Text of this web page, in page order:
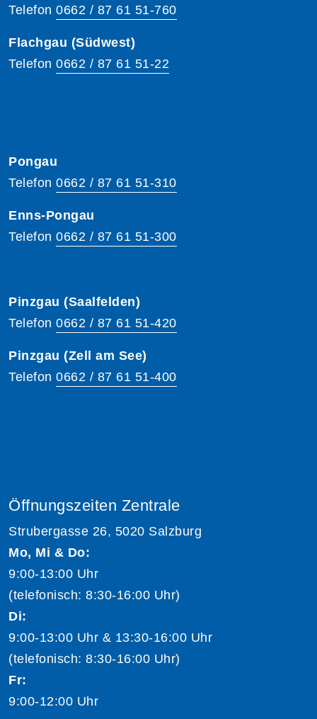
Telefon 0662 / 87 61 51-760
Flachgau (Südwest)
Telefon 0662 / 87 61 51-22
Pongau
Telefon 0662 / 87 61 51-310
Enns-Pongau
Telefon 0662 / 87 61 51-300
Pinzgau (Saalfelden)
Telefon 0662 / 87 61 51-420
Pinzgau (Zell am See)
Telefon 0662 / 87 61 51-400
Öffnungszeiten Zentrale
Strubergasse 26, 5020 Salzburg
Mo, Mi & Do:
9:00-13:00 Uhr
(telefonisch: 8:30-16:00 Uhr)
Di:
9:00-13:00 Uhr & 13:30-16:00 Uhr
(telefonisch: 8:30-16:00 Uhr)
Fr:
9:00-12:00 Uhr